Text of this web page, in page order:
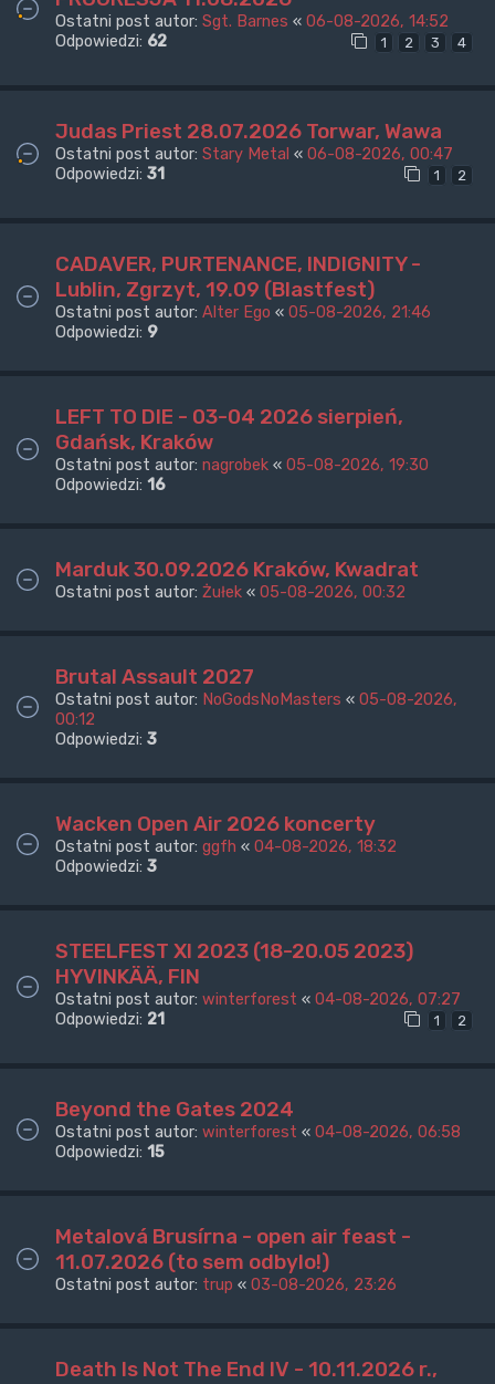
Ostatni post autor: Sgt. Barnes « 06-08-2026, 14:52
Odpowiedzi: 62 1 2 3 4
Judas Priest 28.07.2026 Torwar, Wawa
Ostatni post autor: Stary Metal « 06-08-2026, 00:47
Odpowiedzi: 31 1 2
CADAVER, PURTENANCE, INDIGNITY -
Lublin, Zgrzyt, 19.09 (Blastfest)
Ostatni post autor: Alter Ego « 05-08-2026, 21:46
Odpowiedzi: 9
LEFT TO DIE - 03-04 2026 sierpień,
Gdańsk, Kraków
Ostatni post autor: nagrobek « 05-08-2026, 19:30
Odpowiedzi: 16
Marduk 30.09.2026 Kraków, Kwadrat
Ostatni post autor: Żułek « 05-08-2026, 00:32
Brutal Assault 2027
Ostatni post autor: NoGodsNoMasters « 05-08-2026,
00:12
Odpowiedzi: 3
Wacken Open Air 2026 koncerty
Ostatni post autor: ggfh « 04-08-2026, 18:32
Odpowiedzi: 3
STEELFEST XI 2023 (18-20.05 2023)
HYVINKÄÄ, FIN
Ostatni post autor: winterforest « 04-08-2026, 07:27
Odpowiedzi: 21 1 2
Beyond the Gates 2024
Ostatni post autor: winterforest « 04-08-2026, 06:58
Odpowiedzi: 15
Metalová Brusírna - open air feast -
11.07.2026 (to sem odbylo!)
Ostatni post autor: trup « 03-08-2026, 23:26
Death Is Not The End IV - 10.11.2026 r.,